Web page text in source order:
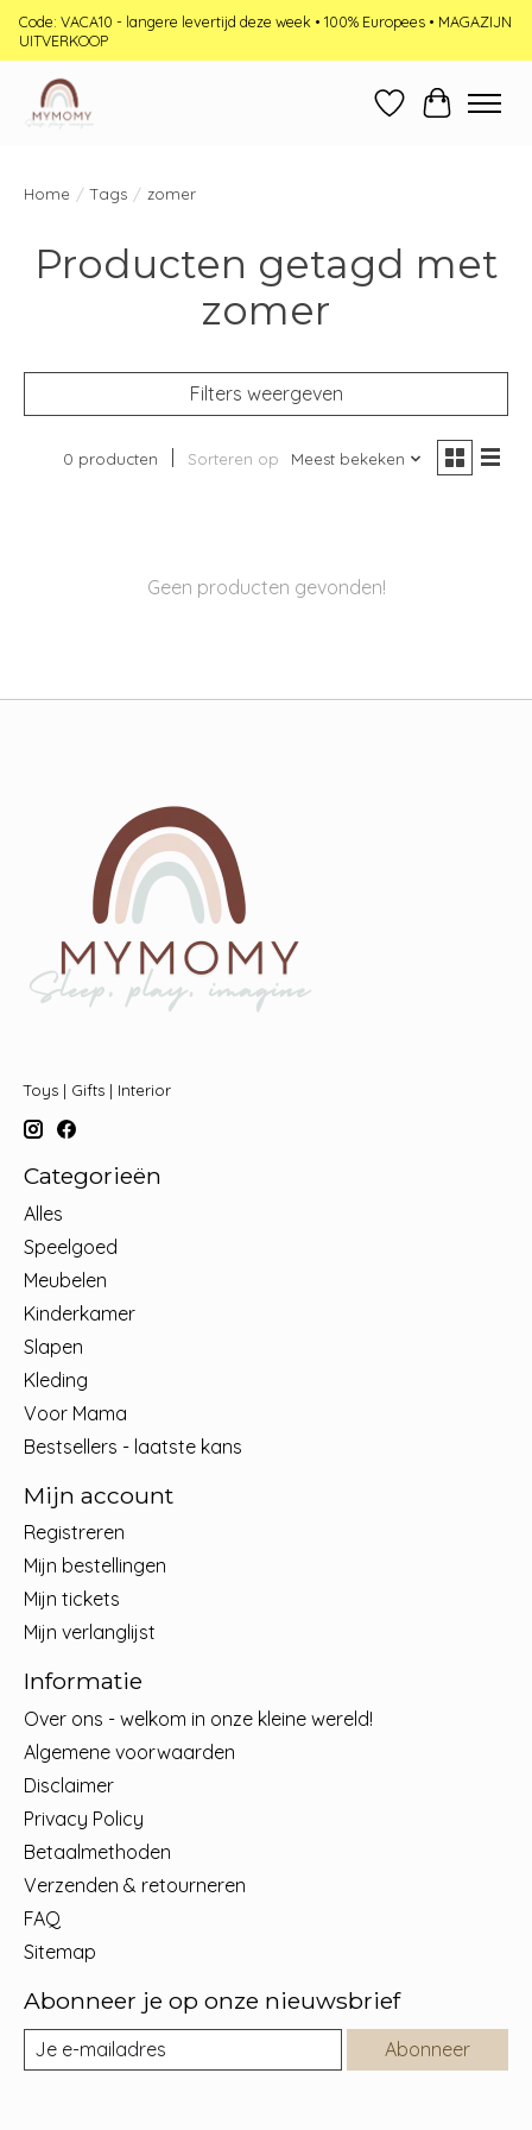
Code: VACA10 - langere levertijd deze week • 100% Europees • MAGAZIJN
UITVERKOOP
Verlanglijst
Home / Tags / zomer
Producten getagd met
zomer
Filters weergeven
0 producten Sorteren op Meest bekeken
Geen producten gevonden!
Toys | Gifts | Interior
Categorieën
Alles
Speelgoed
Meubelen
Kinderkamer
Slapen
Kleding
Voor Mama
Bestsellers - laatste kans
Mijn account
Registreren
Mijn bestellingen
Mijn tickets
Mijn verlanglijst
Informatie
Over ons - welkom in onze kleine wereld!
Algemene voorwaarden
Disclaimer
Privacy Policy
Betaalmethoden
Verzenden & retourneren
FAQ
Sitemap
Abonneer je op onze nieuwsbrief
Abonneer